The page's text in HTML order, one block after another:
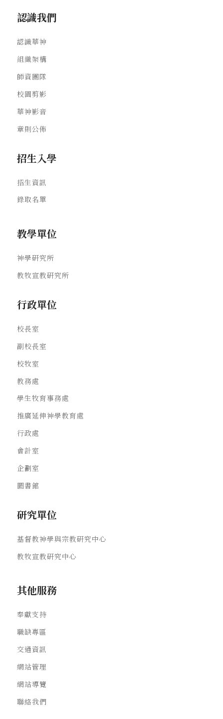
認識我們
認識華神
組織架構
師資團隊
校園剪影
華神影音
章則公佈
招生入學
招生資訊
錄取名單
教學單位
神學研究所
教牧宣教研究所
行政單位
校長室
副校長室
校牧室
教務處
學生牧育事務處
推廣延伸神學教育處
行政處
會計室
企劃室
圖書館
研究單位
基督教神學與宗教研究中心
教牧宣教研究中心
其他服務
奉獻支持
職缺專區
交通資訊
網站管理
網站導覽
聯絡我們